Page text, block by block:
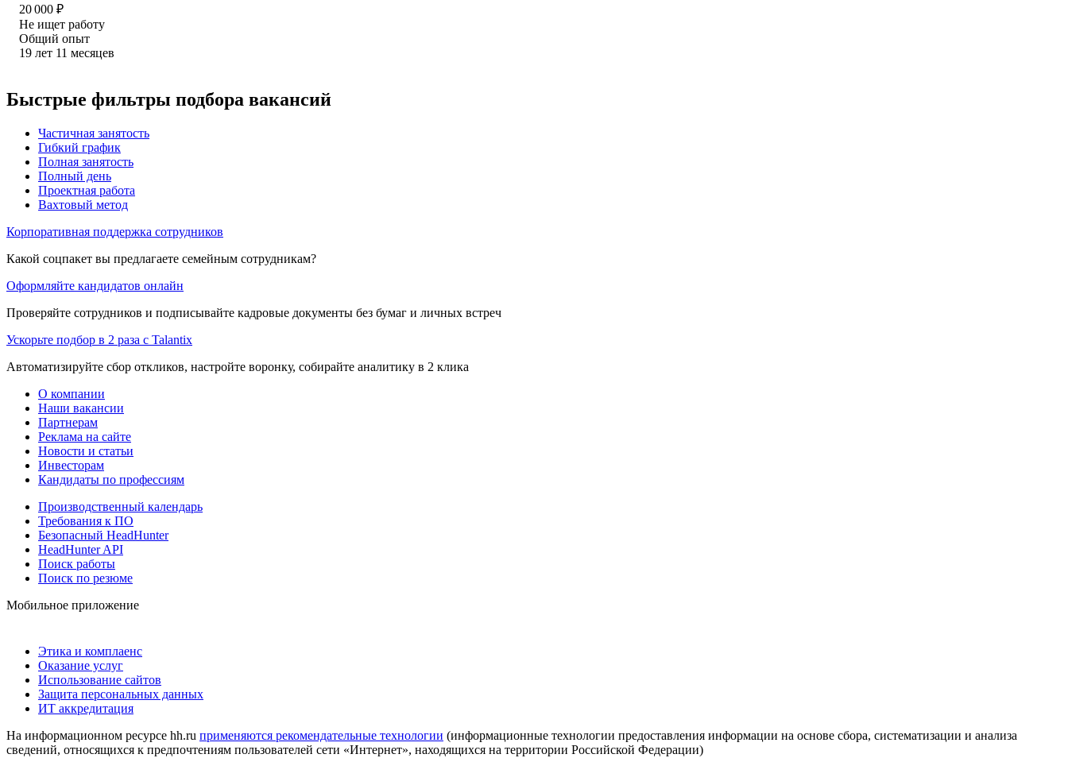
20 000 ₽
Не ищет работу
Общий опыт
19 лет 11 месяцев
Быстрые фильтры подбора вакансий
Частичная занятость
Гибкий график
Полная занятость
Полный день
Проектная работа
Вахтовый метод
Корпоративная поддержка сотрудников
Какой соцпакет вы предлагаете семейным сотрудникам?
Оформляйте кандидатов онлайн
Проверяйте сотрудников и подписывайте кадровые документы без бумаг и личных встреч
Ускорьте подбор в 2 раза с Talantix
Автоматизируйте сбор откликов, настройте воронку, собирайте аналитику в 2 клика
О компании
Наши вакансии
Партнерам
Реклама на сайте
Новости и статьи
Инвесторам
Кандидаты по профессиям
Производственный календарь
Требования к ПО
Безопасный HeadHunter
HeadHunter API
Поиск работы
Поиск по резюме
Мобильное приложение
Этика и комплаенс
Оказание услуг
Использование сайтов
Защита персональных данных
ИТ аккредитация
На информационном ресурсе hh.ru применяются рекомендательные технологии (информационные технологии предоставления информации на основе сбора, систематизации и анализа
сведений, относящихся к предпочтениям пользователей сети «Интернет», находящихся на территории Российской Федерации)